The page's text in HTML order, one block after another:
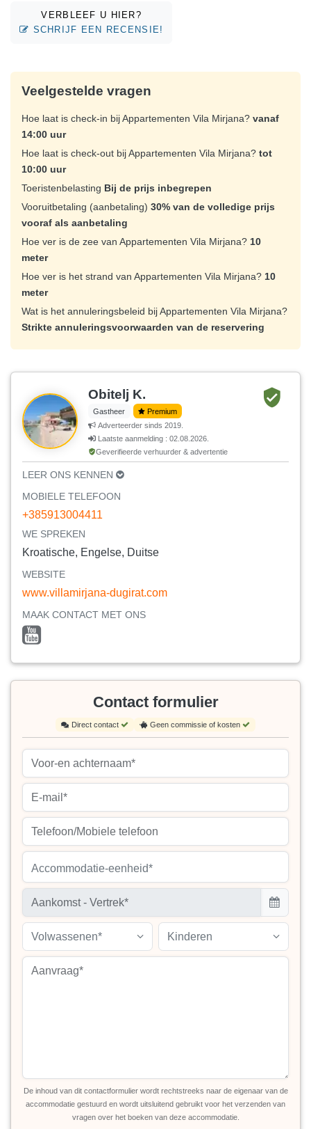
VERBLEEF U HIER?
SCHRIJF EEN RECENSIE!
Veelgestelde vragen
Hoe laat is check-in bij Appartementen Vila Mirjana? vanaf
14:00 uur
Hoe laat is check-out bij Appartementen Vila Mirjana? tot
10:00 uur
Toeristenbelasting Bij de prijs inbegrepen
Vooruitbetaling (aanbetaling) 30% van de volledige prijs
vooraf als aanbetaling
Hoe ver is de zee van Appartementen Vila Mirjana? 10
meter
Hoe ver is het strand van Appartementen Vila Mirjana? 10
meter
Wat is het annuleringsbeleid bij Appartementen Vila Mirjana?
Strikte annuleringsvoorwaarden van de reservering
Obitelj K.
Gastheer
Premium
Adverteerder sinds 2019.
Laatste aanmelding : 02.08.2026.
Geverifieerde verhuurder & advertentie
LEER ONS KENNEN
MOBIELE TELEFOON
+385913004411
WE SPREKEN
Kroatische, Engelse, Duitse
WEBSITE
www.villamirjana-dugirat.com
MAAK CONTACT MET ONS
Contact formulier
Direct contact Geen commissie of kosten
Accommodatie-eenheid*
Volwassenen* Kinderen
De inhoud van dit contactformulier wordt rechtstreeks naar de eigenaar van de
accommodatie gestuurd en wordt uitsluitend gebruikt voor het verzenden van
vragen over het boeken van deze accommodatie.